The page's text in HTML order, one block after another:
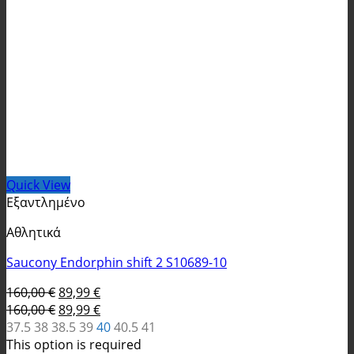
Quick View
Εξαντλημένο
Αθλητικά
Saucony Endorphin shift 2 S10689-10
160,00€Original
price
was:
160,00 €.
89,99€Η
τρέχουσα
τιμή
είναι:
160,00€Original
price
was:
89,99€Η
τρέχουσα
τιμή
37.53838.5394040.541
This option is required